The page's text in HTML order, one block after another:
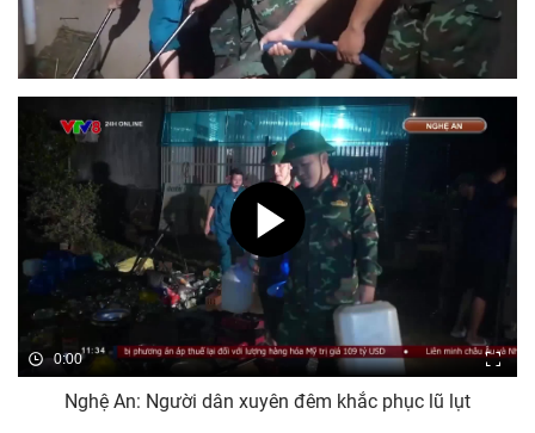
0:00
Nghệ An: Người dân xuyên đêm khắc phục lũ lụt